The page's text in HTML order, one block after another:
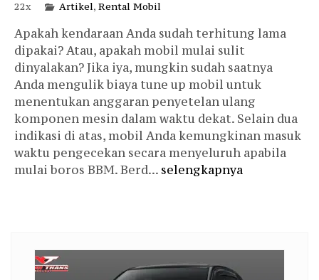
22x
Artikel, Rental Mobil
Apakah kendaraan Anda sudah terhitung lama
dipakai? Atau, apakah mobil mulai sulit
dinyalakan? Jika iya, mungkin sudah saatnya
Anda mengulik biaya tune up mobil untuk
menentukan anggaran penyetelan ulang
komponen mesin dalam waktu dekat. Selain dua
indikasi di atas, mobil Anda kemungkinan masuk
waktu pengecekan secara menyeluruh apabila
mulai boros BBM. Berd... selengkapnya